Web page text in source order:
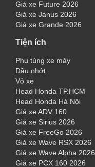
Giá xe Future 2026
Giá xe Janus 2026
Giá xe Grande 2026
Tiện ích
Phụ tùng xe máy
Dầu nhớt
Vỏ xe
Head Honda TP.HCM
Head Honda Hà Nội
Giá xe ADV 160
Giá xe Sirius 2026
Giá xe FreeGo 2026
Giá xe Wave RSX 2026
Giá xe Wave Alpha 2026
Giá xe PCX 160 2026